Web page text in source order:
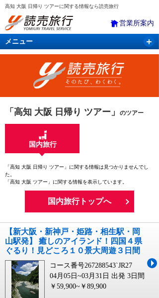
高知 大阪 日帰り ツアーに関する情報なら読売旅行
営業所案内
メニュー
国内旅行 バスツアー 海外旅行
「高知 大阪 日帰り ツアー」 のツアー
国内旅行
「高知 大阪 日帰り ツアー」に関する情報は見つかりませんでし
た。
「高知 大阪 ツアー」に関する情報を表示しています。
国内旅行トップへ
【新大阪・新神戸・姫路・相生駅・岡
山駅発】 癒しのアイランド！四国４県
ぐるり！見どころ１０景大周遊３日間
コース番号267288543`JR27
04月05日~03月31日 出発 3日間
￥59,900~￥89,900